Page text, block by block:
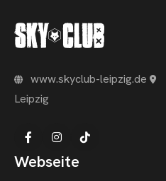
www.skyclub-leipzig.de
Leipzig
Webseite